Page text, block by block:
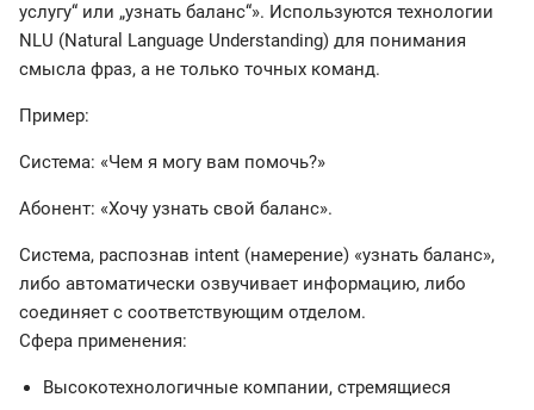
услугу“ или „узнать баланс“». Используются технологии
NLU (Natural Language Understanding) для понимания
смысла фраз, а не только точных команд.
Пример:
Система: «Чем я могу вам помочь?»
Абонент: «Хочу узнать свой баланс».
Система, распознав intent (намерение) «узнать баланс»,
либо автоматически озвучивает информацию, либо
соединяет с соответствующим отделом.
Сфера применения:
Высокотехнологичные компании, стремящиеся